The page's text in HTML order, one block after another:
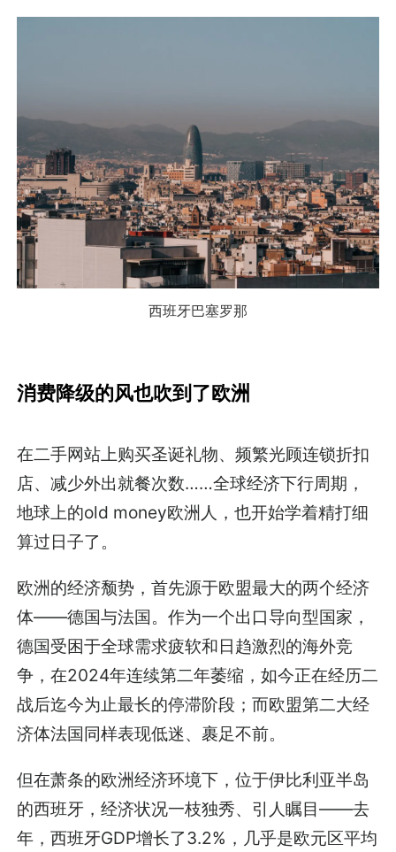
西班牙巴塞罗那
消费降级的风也吹到了欧洲
在二手网站上购买圣诞礼物、频繁光顾连锁折扣
店、减少外出就餐次数……全球经济下行周期，
地球上的old money欧洲人，也开始学着精打细
算过日子了。
欧洲的经济颓势，首先源于欧盟最大的两个经济
体——德国与法国。作为一个出口导向型国家，
德国受困于全球需求疲软和日趋激烈的海外竞
争，在2024年连续第二年萎缩，如今正在经历二
战后迄今为止最长的停滞阶段；而欧盟第二大经
济体法国同样表现低迷、裹足不前。
但在萧条的欧洲经济环境下，位于伊比利亚半岛
的西班牙，经济状况一枝独秀、引人瞩目——去
年，西班牙GDP增长了3.2%，几乎是欧元区平均